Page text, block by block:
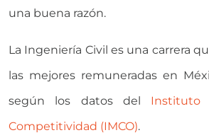
una buena razón.
La Ingeniería Civil es una carrera
las mejores remuneradas en
según los datos del Instituto
Competitividad (IMCO).